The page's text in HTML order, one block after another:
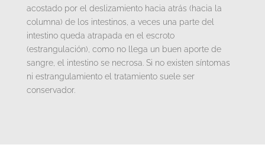
acostado por el deslizamiento hacia atrás (hacia la
columna) de los intestinos, a veces una parte del
intestino queda atrapada en el escroto
(estrangulación), como no llega un buen aporte de
sangre, el intestino se necrosa. Si no existen síntomas
ni estrangulamiento el tratamiento suele ser
conservador.